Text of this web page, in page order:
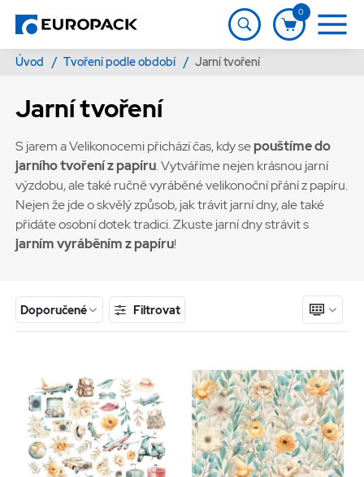
0
Úvod / Tvoření podle období / Jarní tvoření
Jarní tvoření
S jarem a Velikonocemi přichází čas, kdy sepouštíme do
jarního tvoření z papíru. Vytváříme nejen krásnou jarní
výzdobu, ale také ručně vyráběné velikonoční přání z papíru.
Nejen že jde o skvělý způsob, jak trávit jarní dny, ale také
přidáte osobní dotek tradici. Zkuste jarní dny strávit s
jarním vyráběním z papíru!
Doporučené Filtrovat